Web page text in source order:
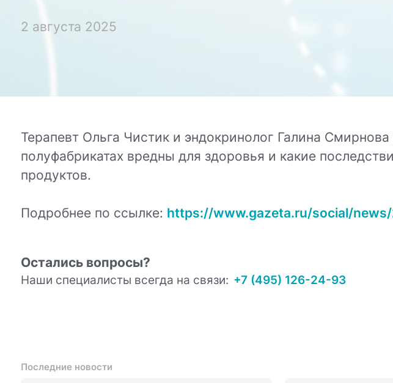
2 августа 2025
Терапевт Ольга Чистик и эндокринолог Галина
полуфабрикатах вредны для здоровья и какие
продуктов.
Подробнее по ссылке: https://www.gazeta.ru/social/
Остались вопросы?
Наши специалисты всегда на связи: +7 (495) 126-24-93
Последние новости